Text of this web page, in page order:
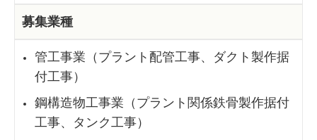
募集業種
管工事業（プラント配管工事、ダクト製作据
付工事）
鋼構造物工事業（プラント関係鉄骨製作据付
工事、タンク工事）